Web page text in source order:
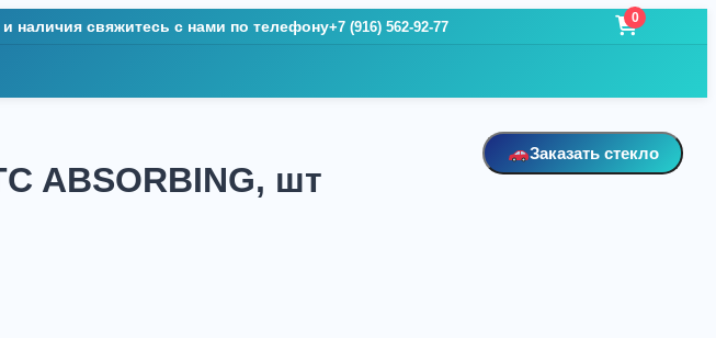
наличия свяжитесь с нами по телефону+7 (916) 562-92-77
0
Заказать стекло
ABSORBING, шт